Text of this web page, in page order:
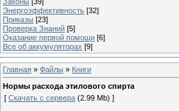
Энергоэффективность [32]
Приказы [23]
Проверка Знаний [5]
Оказание первой помощи [6]
Все об аккумуляторах [9]
Главная » Файлы » Книги
Нормы расхода этилового спирта
[ Скачать с сервера (2.99 Mb) ]